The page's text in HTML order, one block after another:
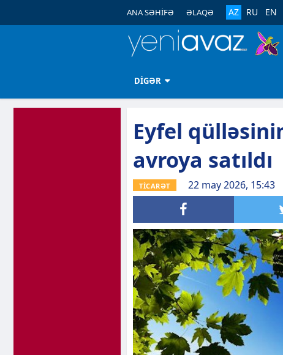
ANA SƏHİFƏ ƏLAQƏ AZ RU EN
DİGƏR
Eyfel
avroya satıldı
TİCARƏT 22 may 2026, 15:43